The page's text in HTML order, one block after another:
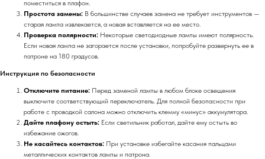
поместиться в плафон.
Простота замены: В большинстве случаев замена не требует инструментов —
старая лампа извлекается, а новая вставляется на ее место.
Проверка полярности: Некоторые светодиодные лампы имеют полярность.
Если новая лампа не загорается после установки, попробуйте развернуть ее в
патроне на 180 градусов.
Инструкция по безопасности
Отключите питание: Перед заменой лампы в любом блоке освещения
выключите соответствующий переключатель. Для полной безопасности при
работе с проводкой салона можно отключить клемму «минус» аккумулятора.
Дайте плафону остыть: Если светильник работал, дайте ему остыть во
избежание ожогов.
Не касайтесь контактов: При установке избегайте касания пальцами
металлических контактов лампы и патрона.